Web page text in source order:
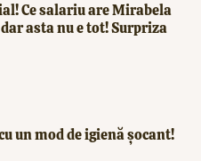
Ce salariu are Mirabela
asta nu e tot! Surpriza
un mod de igienă șocant!